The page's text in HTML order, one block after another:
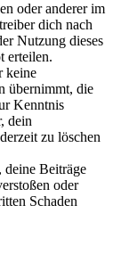
oder anderer im
dich nach
Nutzung dieses
erteilen.
keine
übernimmt, die
Kenntnis
dein
zu löschen
deine Beiträge
oder
Schaden